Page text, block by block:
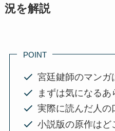
況を解説
POINT
宮廷鍵師のマンガ
まずは気になる
実際に読んだ人の
小説版の原作はど